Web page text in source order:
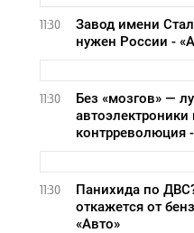
11:30
Завод имени
нужен России -
11:30
Без «мозгов» —
автоэлектроники
контрреволюция
11:30
Панихида по
откажется от
«Авто»